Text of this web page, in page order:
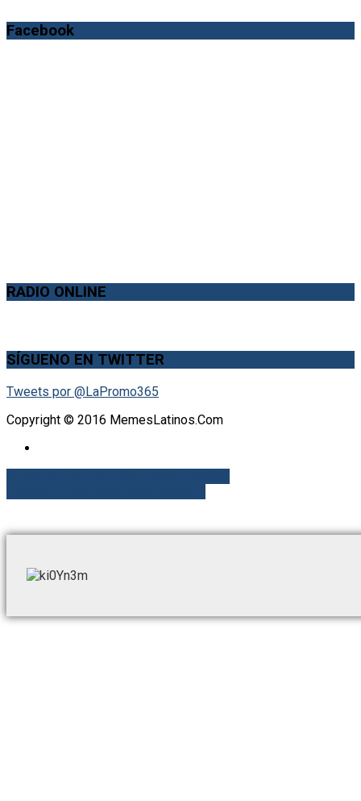
Facebook
RADIO ONLINE
SÍGUENO EN TWITTER
Tweets por @LaPromo365
Copyright © 2016 MemesLatinos.Com